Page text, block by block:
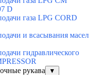
D
газа LPG CORD
и всасывания масел
гидравлического
рукава
▼